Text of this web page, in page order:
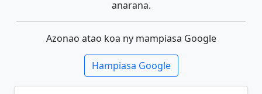
anarana.
Azonao atao koa ny mampiasa Google
Hampiasa Google